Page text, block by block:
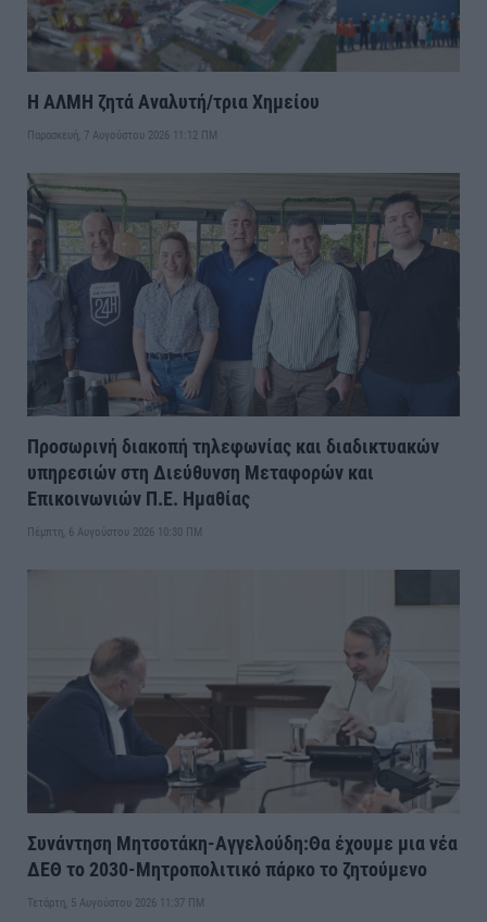
Η ΑΛΜΗ ζητά Αναλυτή/τρια Χημείου
Παρασκευή, 7 Αυγούστου 2026 11:12 ΠΜ
Προσωρινή διακοπή τηλεφωνίας και διαδικτυακών
υπηρεσιών στη Διεύθυνση Μεταφορών και
Επικοινωνιών Π.Ε. Ημαθίας
Πέμπτη, 6 Αυγούστου 2026 10:30 ΠΜ
Συνάντηση Μητσοτάκη-Αγγελούδη:Θα έχουμε μια νέα
ΔΕΘ το 2030-Μητροπολιτικό πάρκο το ζητούμενο
Τετάρτη, 5 Αυγούστου 2026 11:37 ΠΜ